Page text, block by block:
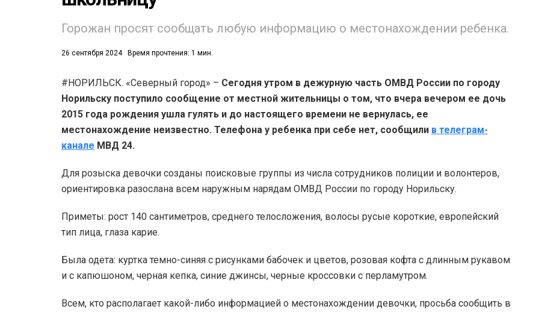
Горожан просят сообщать любую информацию о местонахождении ребенка.
26 сентября 2024 Время прочтения: 1 мин.
#НОРИЛЬСК. «Северный город» – Сегодня утром в дежурную часть ОМВД России по городу
Норильску поступило сообщение от местной жительницы о том, что вчера вечером ее дочь
2015 года рождения ушла гулять и до настоящего времени не вернулась, ее
местонахождение неизвестно. Телефона у ребенка при себе нет, сообщили в телеграм-
канале МВД 24.
Для розыска девочки созданы поисковые группы из числа сотрудников полиции и волонтеров,
ориентировка разослана всем наружным нарядам ОМВД России по городу Норильску.
Приметы: рост 140 сантиметров, среднего телосложения, волосы русые короткие, европейский
тип лица, глаза карие.
Была одета: куртка темно-синяя с рисунками бабочек и цветов, розовая кофта с длинным рукавом
и с капюшоном, черная кепка, синие джинсы, черные кроссовки с перламутром.
Всем, кто располагает какой-либо информацией о местонахождении девочки, просьба сообщить в